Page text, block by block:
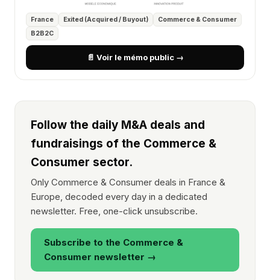
France Exited (Acquired / Buyout)
Commerce & Consumer
B2B2C
📄 Voir le mémo public →
Follow the daily M&A deals and
fundraisings of the Commerce &
Consumer sector.
Only Commerce & Consumer deals in France &
Europe, decoded every day in a dedicated
newsletter. Free, one-click unsubscribe.
Subscribe to the Commerce &
Consumer newsletter →